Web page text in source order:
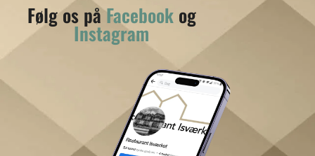
Følg os påFacebook og
Instagram